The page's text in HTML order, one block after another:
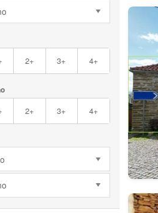
2+ 3+ 4+
2+ 3+ 4+